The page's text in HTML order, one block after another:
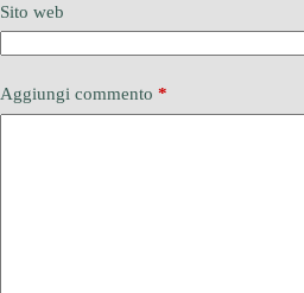
Sito web
Aggiungi commento *